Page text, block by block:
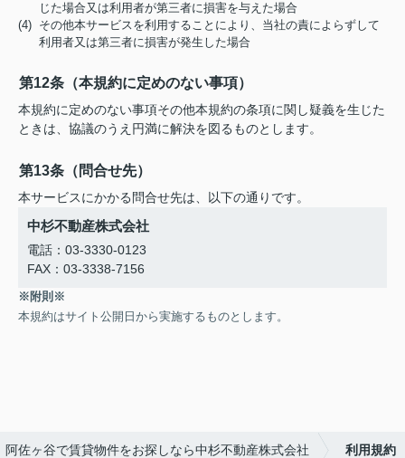
じた場合又は利用者が第三者に損害を与えた場合
(4) その他本サービスを利用することにより、当社の責によらずして
利用者又は第三者に損害が発生した場合
第12条（本規約に定めのない事項）
本規約に定めのない事項その他本規約の条項に関し疑義を生じた
ときは、協議のうえ円満に解決を図るものとします。
第13条（問合せ先）
本サービスにかかる問合せ先は、以下の通りです。
中杉不動産株式会社
電話：03-3330-0123
FAX：03-3338-7156
※附則※
本規約はサイト公開日から実施するものとします。
阿佐ヶ谷で賃貸物件をお探しなら中杉不動産株式会社 利用規約